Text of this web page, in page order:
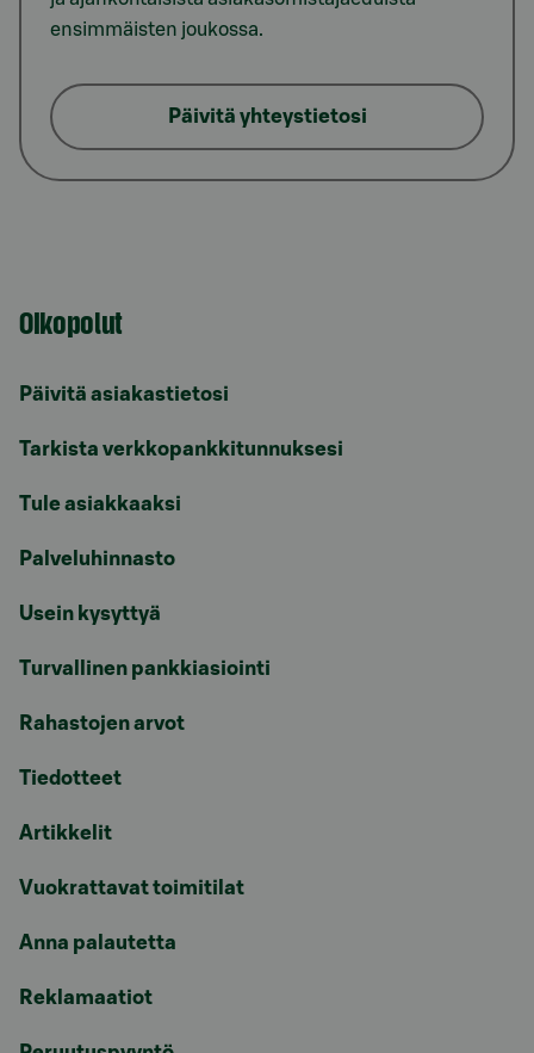
ensimmäisten joukossa.
Päivitä yhteystietosi
Oikopolut
Päivitä asiakastietosi
Tarkista verkkopankkitunnuksesi
Tule asiakkaaksi
Palveluhinnasto
Usein kysyttyä
Turvallinen pankkiasiointi
Rahastojen arvot
Tiedotteet
Artikkelit
Vuokrattavat toimitilat
Anna palautetta
Reklamaatiot